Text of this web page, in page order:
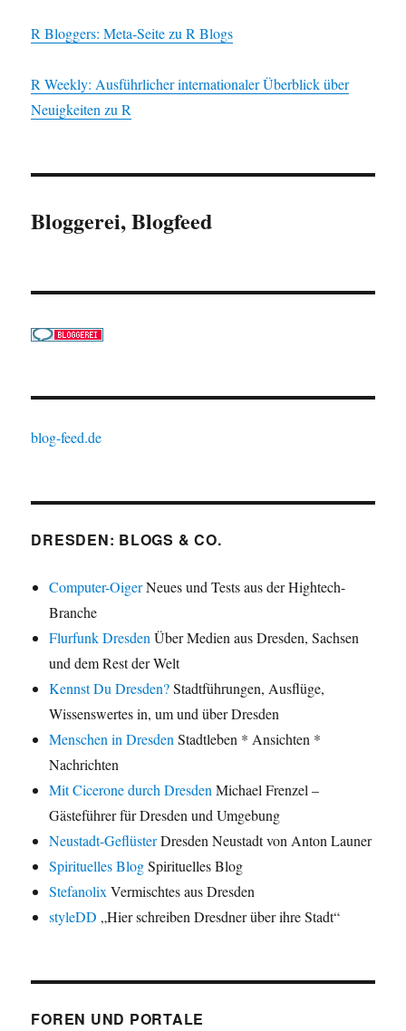
R Bloggers: Meta-Seite zu R Blogs
R Weekly: Ausführlicher internationaler Überblick über
Neuigkeiten zu R
Bloggerei, Blogfeed
blog-feed.de
DRESDEN: BLOGS & CO.
Computer-OigerNeues und Tests aus der Hightech-
Branche
Flurfunk Dresden Über Medien aus Dresden, Sachsen
und dem Rest der Welt
Kennst Du Dresden?Stadtführungen, Ausflüge,
Wissenswertes in, um und über Dresden
Menschen in Dresden Stadtleben * Ansichten *
Nachrichten
Mit Cicerone durch Dresden Michael Frenzel –
Gästeführer für Dresden und Umgebung
Neustadt-GeflüsterDresden Neustadt von Anton Launer
Spirituelles BlogSpirituelles Blog
Stefanolix Vermischtes aus Dresden
styleDD „Hier schreiben Dresdner über ihre Stadt“
FOREN UND PORTALE